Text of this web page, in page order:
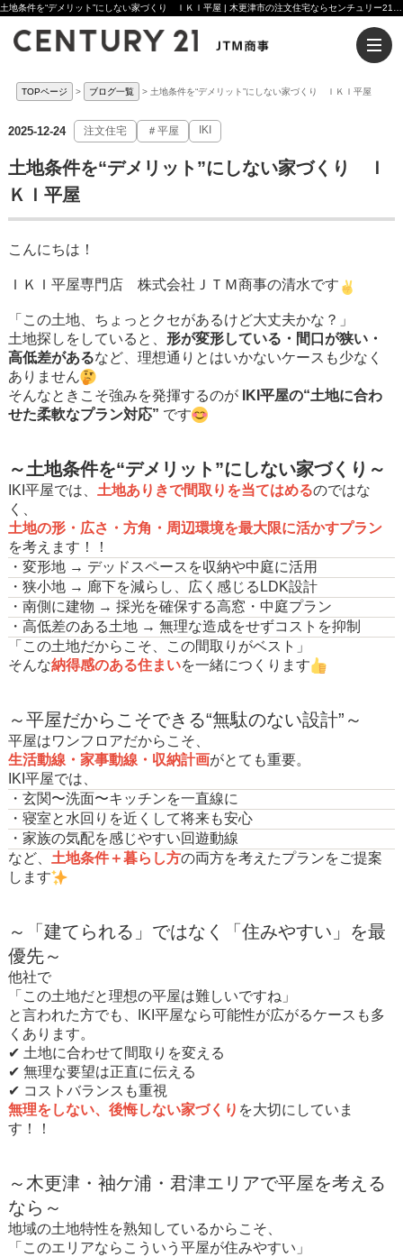
TOPページ ブログ一覧 土地条件を“デメリット”にしない家づくり ＩＫＩ平屋
2025-12-24 注文住宅 ＃平屋 IKI
土地条件を“デメリット”にしない家づくり Ｉ
ＫＩ平屋
こんにちは！
ＩＫＩ平屋専門店 株式会社ＪＴＭ商事の清水です
「この土地、ちょっとクセがあるけど大丈夫かな？」
土地探しをしていると、 形が変形している・間口が狭い・
高低差があるなど、理想通りとはいかないケースも少なく
ありません
そんなときこそ強みを発揮するのが
IKI平屋の“土地に合わ
せた柔軟なプラン対応” です
～土地条件を“デメリット”にしない家づくり～
IKI平屋では、 土地ありきで間取りを当てはめるのではな
く、
土地の形・広さ・方角・周辺環境を最大限に活かすプラン
を考えます！！
・変形地 → デッドスペースを収納や中庭に活用
・狭小地 → 廊下を減らし、広く感じるLDK設計
・南側に建物 → 採光を確保する高窓・中庭プラン
・高低差のある土地 → 無理な造成をせずコストを抑制
「この土地だからこそ、この間取りがベスト」
そんな納得感のある住まいを一緒につくります
～平屋だからこそできる“無駄のない設計”～
平屋はワンフロアだからこそ、
生活動線・家事動線・収納計画がとても重要。
IKI平屋では、
・玄関〜洗面〜キッチンを一直線に
・寝室と水回りを近くして将来も安心
・家族の気配を感じやすい回遊動線
など、 土地条件＋暮らし方の両方を考えたプランをご提案
します
～「建てられる」ではなく「住みやすい」を最
優先～
他社で
「この土地だと理想の平屋は難しいですね」
と言われた方でも、IKI平屋なら可能性が広がるケースも多
くあります。
✔ 土地に合わせて間取りを変える
✔ 無理な要望は正直に伝える
✔ コストバランスも重視
無理をしない、後悔しない家づくり を大切にしていま
す！！
～木更津・袖ケ浦・君津エリアで平屋を考える
なら～
地域の土地特性を熟知しているからこそ、
「このエリアならこういう平屋が住みやすい」